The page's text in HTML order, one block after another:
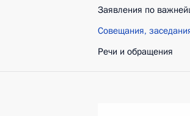
Заявления по
Совещания,
Речи и обращения